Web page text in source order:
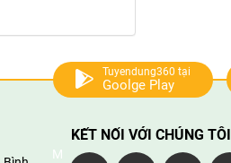
Tuyendung360 tại
Goolge Play
KẾT NỐI VỚI CHÚNG TÔI
M